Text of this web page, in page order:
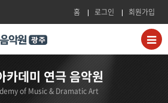
홈 로그인 회원가입
카데미 연극 음악원
of Music & Dramatic Art